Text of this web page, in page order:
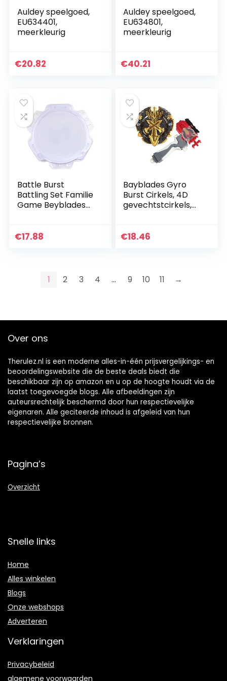
Auldey speelgoed,
EU634401,
meerkleurig
€20.82
Auldey speelgoed,
EU634801,
meerkleurig
€40.21
Battle Burst
Battling Set Familie
Game Beyblades
Kinderspeelgoed
€17.88
Bayblades Gyro
Burst Cirkels, 4D
gevechtstcirkels,
met burst
€18.46
1 2 3 4 … 9 10 11 →
Over ons
Therulez.nl is een moderne alles-in-één prijsvergelijkings- en
beoordelingswebsite die de beste deals biedt die
beschikbaar zijn op amazon en u op de hoogte houdt via de
laatst toegevoegde blogs. Alle afbeeldingen zijn
auteursrechtelijk beschermd door hun respectievelijke
eigenaren. Alle geciteerde inhoud is afgeleid van hun
respectievelijke bronnen.
Pagina’s
Overzicht
Snelle links
Home
Alles winkelen
Blogs
Onze webshops
Adverteren
Verklaringen
Privacybeleid
algemene voorwaarden